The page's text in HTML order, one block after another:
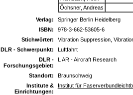
Öchsner, Andreas
Verlag:
Springer Berlin Heidelberg
ISBN:
978-3-662-53605-6
Stichwörter:
Vibration Suppression,
DLR - Schwerpunkt:
Luftfahrt
DLR -
Forschungsgebiet:
L AR - Aircraft Research
Standort:
Braunschweig
Institute &
Einrichtungen:
Institut für